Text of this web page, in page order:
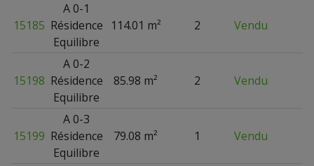
15185
A 0-1
Résidence
Equilibre
114.01 m² 2 Vendu
15198
A 0-2
Résidence
Equilibre
85.98 m² 2 Vendu
15199
A 0-3
Résidence
Equilibre
79.08 m² 1 Vendu